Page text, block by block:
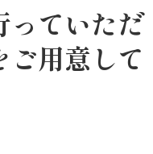
っていただ
ご用意して